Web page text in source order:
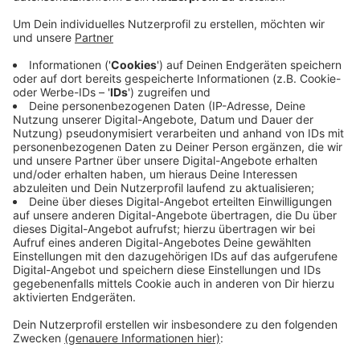
Anzeige
Darin geht es konkret darum, mehr günstige
Wohnungen zu schaffen sowie die, die es schon gibt,
auch zu sichern. Die Wohnraumentwicklung soll damit
langfristig und koordiniert gesteuert werden. Bevor
sich die Politik weiter mit dem Konzept beschäftigt,
können alle Bonnerinnen und Bonner ihre Ideen
einbringen. Das geht bis übernächste Woche Dienstag
HIER.
Anzeige